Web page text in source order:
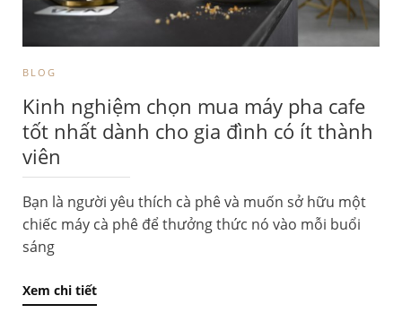
BLOG
Kinh nghiệm chọn mua máy pha cafe
tốt nhất dành cho gia đình có ít thành
viên
Bạn là người yêu thích cà phê và muốn sở hữu một
chiếc máy cà phê để thưởng thức nó vào mỗi buổi
sáng
Xem chi tiết